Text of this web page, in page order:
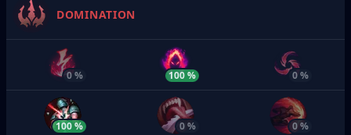
DOMINATION
0 % 100 % 0 %
100 % 0 % 0 %